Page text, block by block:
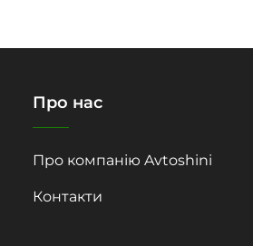
Про нас
Про компанію Avtoshini
Контакти